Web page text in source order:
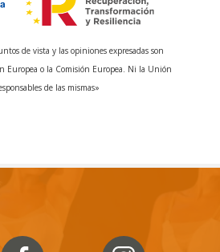
de vista y las opiniones expresadas son
Europea o la Comisión Europea. Ni la Unión
de las mismas»